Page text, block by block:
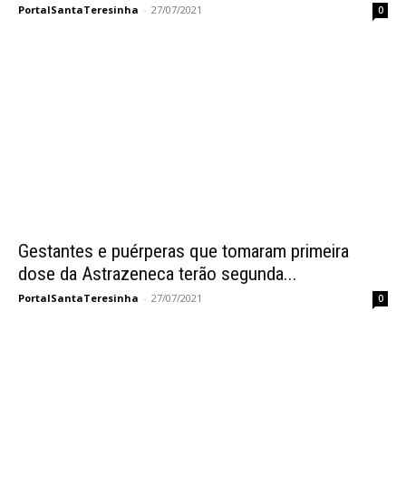
PortalSantaTeresinha - 27/07/2021 0
Gestantes e puérperas que tomaram primeira
dose da Astrazeneca terão segunda...
PortalSantaTeresinha - 27/07/2021 0